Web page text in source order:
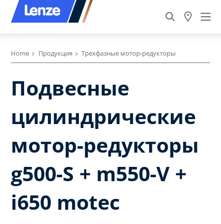
Home Продукция Трехфазные мотор-редукторы
Подвесные
цилиндрические
мотор-редукторы
g500-S + m550-V +
i650 motec